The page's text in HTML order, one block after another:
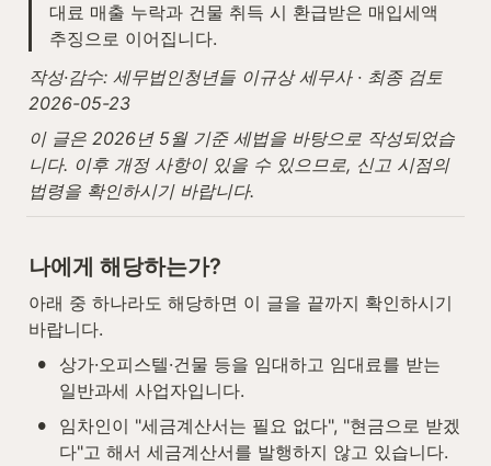
대료 매출 누락과 건물 취득 시 환급받은 매입세액
추징으로 이어집니다.
작성·감수: 세무법인청년들 이규상 세무사 · 최종 검토
2026-05-23
이 글은 2026년 5월 기준 세법을 바탕으로 작성되었습
니다. 이후 개정 사항이 있을 수 있으므로, 신고 시점의
법령을 확인하시기 바랍니다.
나에게 해당하는가?
아래 중 하나라도 해당하면 이 글을 끝까지 확인하시기
바랍니다.
•
상가·오피스텔·건물 등을 임대하고 임대료를 받는
일반과세 사업자입니다.
•
임차인이 "세금계산서는 필요 없다", "현금으로 받겠
다"고 해서 세금계산서를 발행하지 않고 있습니다.